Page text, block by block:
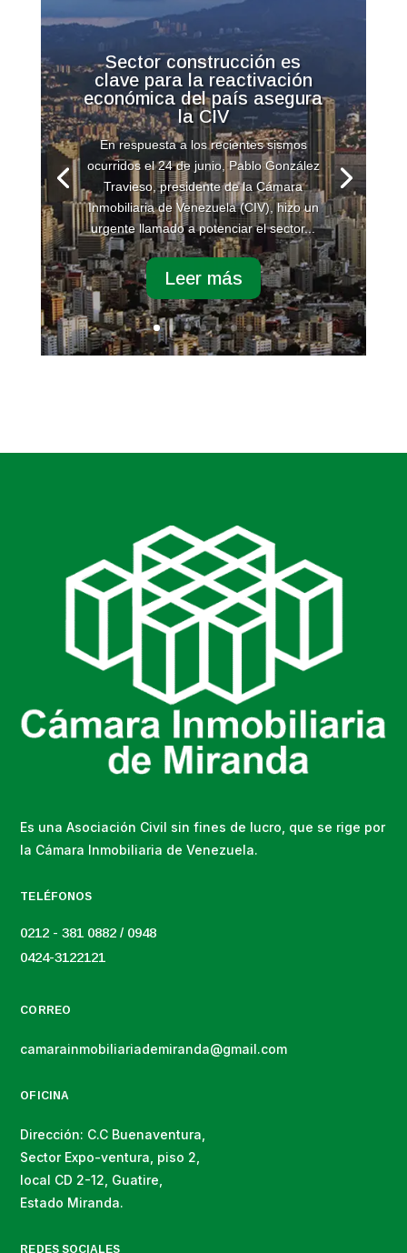
Sector construcción es
clave para la reactivación
económica del país asegura
la CIV
En respuesta a los recientes sismos
ocurridos el 24 de junio, Pablo González
Travieso, presidente de la Cámara
Inmobiliaria de Venezuela (CIV), hizo un
urgente llamado a potenciar el sector...
Leer más
Es una Asociación Civil sin fines de lucro, que se rige por
la Cámara Inmobiliaria de Venezuela.
TELÉFONOS
0212 - 381 0882 / 0948
0424-3122121
CORREO
camarainmobiliariademiranda@gmail.com
OFICINA
Dirección: C.C Buenaventura,
Sector Expo-ventura, piso 2,
local CD 2-12, Guatire,
Estado Miranda.
REDES SOCIALES